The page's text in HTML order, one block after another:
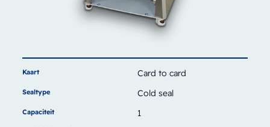
Kaart Card to card
Sealtype Cold seal
Capaciteit 1